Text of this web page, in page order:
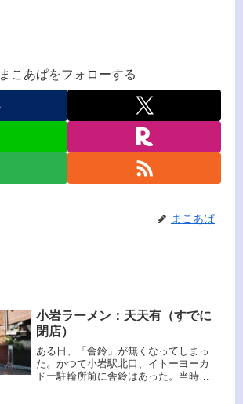
まこあぱをフォローする
まこあぱ
小岩ラーメン：天天有（すでに
閉店）
ある日、「舎鈴」が無くなってしまっ
た。かつて小岩駅北口、イトーヨーカ
ドー駐輪所前に舎鈴はあった。当時、